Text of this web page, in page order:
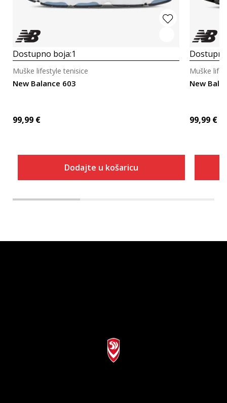
Dostupno boja:1
New Balance 603
Muške lifestyle tenisice
99,99 €
Dodajte u košaricu
New
Muške
99,99 €